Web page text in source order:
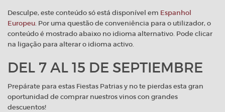
Desculpe, este conteúdo só está disponível em Espanhol
Europeu. Por uma questão de conveniência para o utilizador, o
conteúdo é mostrado abaixo no idioma alternativo. Pode clicar
na ligação para alterar o idioma activo.
DEL 7 AL 15 DE SEPTIEMBRE
Prepárate para estas Fiestas Patrias y no te pierdas esta gran
oportunidad de comprar nuestros vinos con grandes
descuentos!